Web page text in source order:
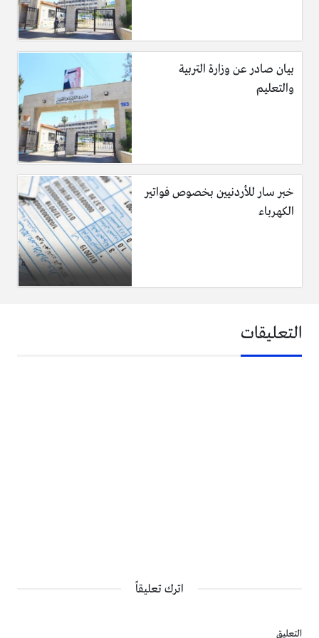
بيان صادر عن وزارة التربية
والتعليم
خبر سار للأردنيين بخصوص فواتير
الكهرباء
التعليقات
اترك تعليقاً
التعليق